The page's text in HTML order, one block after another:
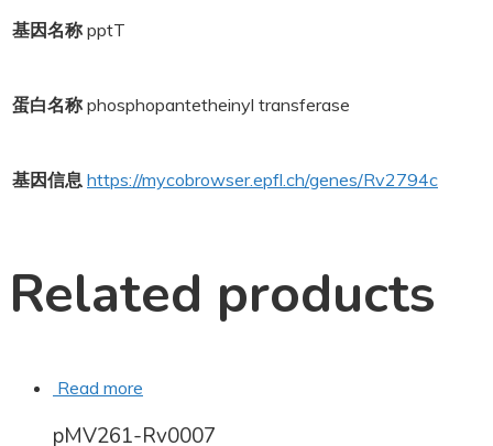
基因名称 pptT
蛋白名称 phosphopantetheinyl transferase
基因信息 https://mycobrowser.epfl.ch/genes/Rv2794c
Related products
Read more
pMV261-Rv0007